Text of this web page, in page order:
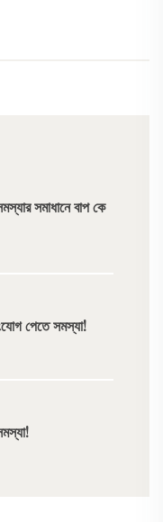
সমাধানে বাপ কে
পেতে সমস্যা!